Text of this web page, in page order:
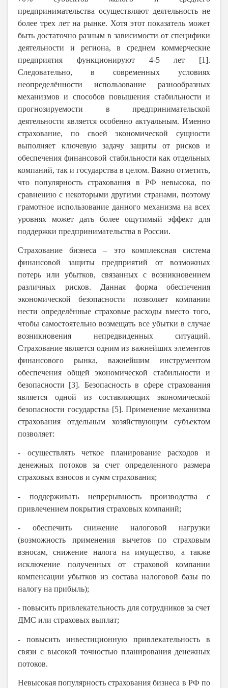
предпринимательства осуществляют деятельность не
более трех лет на рынке. Хотя этот показатель может
быть достаточно разным в зависимости от специфики
деятельности и региона, в среднем коммерческие
предприятия функционируют 4-5 лет [1].
Следовательно, в современных условиях
неопределённости использование разнообразных
механизмов и способов повышения стабильности и
прогнозируемости в предпринимательской
деятельности является особенно актуальным. Именно
страхование, по своей экономической сущности
выполняет ключевую задачу защиты от рисков и
обеспечения финансовой стабильности как отдельных
компаний, так и государства в целом. Важно отметить,
что популярность страхования в РФ невысока, по
сравнению с некоторыми другими странами, поэтому
грамотное использование данного механизма на всех
уровнях может дать более ощутимый эффект для
поддержки предпринимательства в России.
Страхование бизнеса – это комплексная система
финансовой защиты предприятий от возможных
потерь или убытков, связанных с возникновением
различных рисков. Данная форма обеспечения
экономической безопасности позволяет компании
нести определённые страховые расходы вместо того,
чтобы самостоятельно возмещать все убытки в случае
возникновения непредвиденных ситуаций.
Страхование является одним из важнейших элементов
финансового рынка, важнейшим инструментом
обеспечения общей экономической стабильности и
безопасности [3]. Безопасность в сфере страхования
является одной из составляющих экономической
безопасности государства [5]. Применение механизма
страхования отдельным хозяйствующим субъектом
позволяет:
- осуществлять четкое планирование расходов и
денежных потоков за счет определенного размера
страховых взносов и сумм страхования;
- поддерживать непрерывность производства с
привлечением покрытия страховых компаний;
- обеспечить снижение налоговой нагрузки
(возможность применения вычетов по страховым
взносам, снижение налога на имущество, а также
исключение полученных от страховой компании
компенсации убытков из состава налоговой базы по
налогу на прибыль);
- повысить привлекательность для сотрудников за счет
ДМС или страховых выплат;
- повысить инвестиционную привлекательность в
связи с высокой точностью планирования денежных
потоков.
Невысокая популярность страхования бизнеса в РФ по